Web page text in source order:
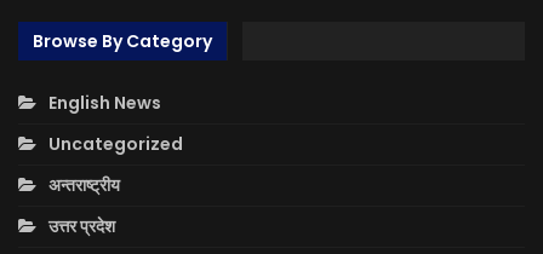
Browse By Category
English News
Uncategorized
अन्तराष्ट्रीय
उत्तर प्रदेश